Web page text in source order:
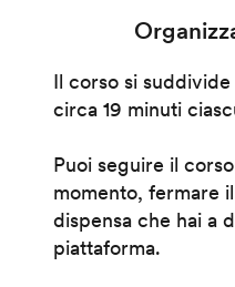
Il corso si
circa 19 minuti
Puoi seguire il
momento, fermare
dispensa che hai a
piattaforma.